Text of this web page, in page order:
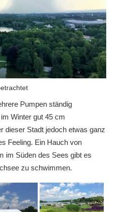
Pumpen ständig
Winter gut 45 cm
dieser Stadt jedoch etwas ganz
Feeling. Ein Hauch von
im Süden des Sees gibt es
zu schwimmen.